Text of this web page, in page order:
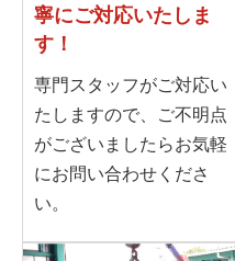
寧にご対応いたしま
す！
専門スタッフがご対応い
たしますので、ご不明点
がございましたらお気軽
にお問い合わせくださ
い。